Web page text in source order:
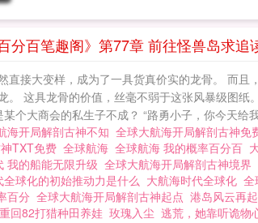
忘记分享给朋友. 全球大航
分百笔趣阁》第77章 前往怪兽岛求追
直接大变样，成为了一具货真价实的龙骨。 而
。 这具龙骨的价值，丝毫不弱于这张风暴级图
个大商会的私生子不成？ “路勇小子，你今天
海开局解剖古神不知 全球大航海开局解剖古神免
TXT免费 全球航海 全球航海 我的概率百分百
我的船能无限升级 全球大航海开局解剖古神境界
全球化的初始推动力是什么 大航海时代全球化 全
百分 全球大航海开局解剖古神起点 港岛风云再起
重回82打猎种田养娃 玫瑰入尘 逃荒，她靠听诡物